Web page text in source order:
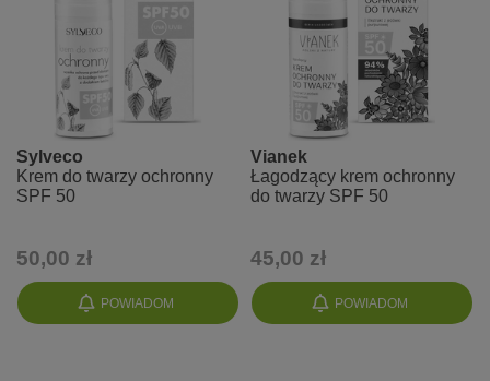
POWIADOM
Sylveco
Krem do twarzy ochronny
SPF 50
50,00 zł
POWIADOM
Vianek
Łagodzący krem ochronny
do twarzy SPF 50
45,00 zł